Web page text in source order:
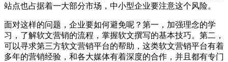
站点也占据着一大部分市场，中小型企业要注意这个风险。
面对这样的问题，企业要如何避免呢？第一，加强理念的学
习，了解软文营销的流程，掌握软文撰写的基本技巧。第二，
可以寻求第三方软文营销平台的帮助，这类软文营销平台有着
多年的营销经验，和各大媒体有着深度的合作，并且都有专门